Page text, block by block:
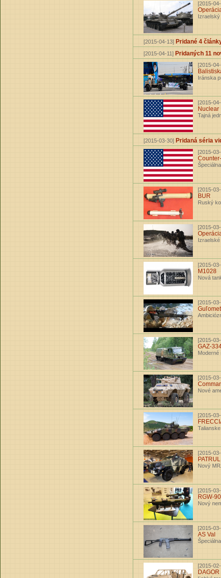
[2015-
[2015-04-13] Pridané 4
[2015-04-11] Pridaných 11
[2015-
Iránska
[2015-
Nuclear
Tajná
[2015-03-30] Pridaná séria
[2015-
[2015-
BUR
Ruský
[2015-
[2015-
M1028
Nová
[2015-
[2015-
GAZ-
Moderné
[2015-
Nové
[2015-
[2015-
PATRUL
Nový
[2015-
RGW-
Nový
[2015-
AS Val
[2015-
DAGOR